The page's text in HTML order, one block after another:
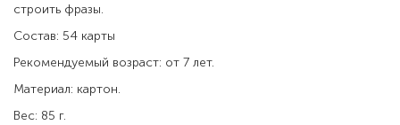
строить фразы.
Состав: 54 карты
Рекомендуемый возраст: от 7 лет.
Материал: картон.
Вес: 85 г.